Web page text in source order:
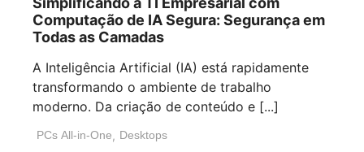
Computação de IA Segura: Segurança em
Todas as Camadas
A Inteligência Artificial (IA) está rapidamente
transformando o ambiente de trabalho
moderno. Da criação de conteúdo e [...]
PCs All-in-One, Desktops